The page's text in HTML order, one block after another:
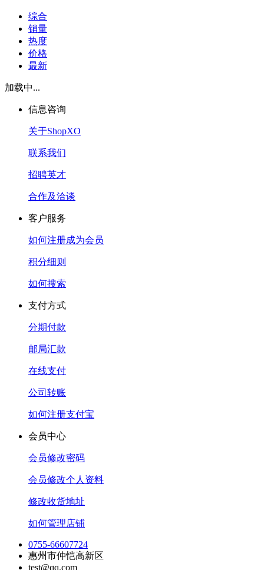
综合
销量
热度
价格
最新
加载中...
信息咨询
关于ShopXO
联系我们
招聘英才
合作及洽谈
客户服务
如何注册成为会员
积分细则
如何搜索
支付方式
分期付款
邮局汇款
在线支付
公司转账
如何注册支付宝
会员中心
会员修改密码
会员修改个人资料
修改收货地址
如何管理店铺
0755-66607724
惠州市仲恺高新区
test@qq.com